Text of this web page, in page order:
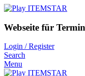
Webseite für
Login / Register
Search
Menu